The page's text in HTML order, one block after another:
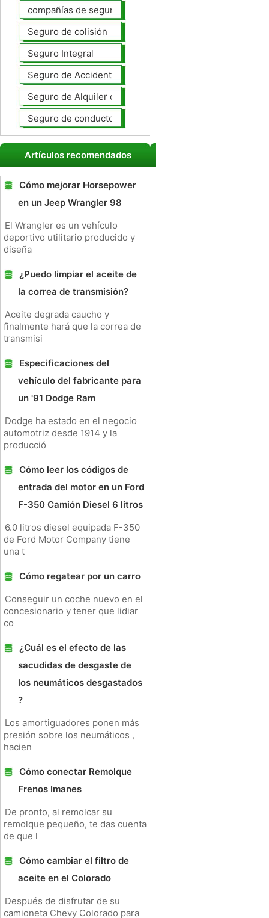
compañías de seguros de coche
Seguro de colisión
Seguro Integral
Seguro de Accidentes Personales
Seguro de Alquiler de coches
Seguro de conductores no asegurados
Artículos recomendados
Cómo mejorar Horsepower
en un Jeep Wrangler 98
El Wrangler es un vehículo
deportivo utilitario producido y
diseña
¿Puedo limpiar el aceite de
la correa de transmisión?
Aceite degrada caucho y
finalmente hará que la correa de
transmisi
Especificaciones del
vehículo del fabricante para
un '91 Dodge Ram
Dodge ha estado en el negocio
automotriz desde 1914 y la
producció
Cómo leer los códigos de
entrada del motor en un Ford
F-350 Camión Diesel 6 litros
6.0 litros diesel equipada F-350
de Ford Motor Company tiene
una t
Cómo regatear por un carro
Conseguir un coche nuevo en el
concesionario y tener que lidiar
co
¿Cuál es el efecto de las
sacudidas de desgaste de
los neumáticos desgastados
?
Los amortiguadores ponen más
presión sobre los neumáticos ,
hacien
Cómo conectar Remolque
Frenos Imanes
De pronto, al remolcar su
remolque pequeño, te das cuenta
de que l
Cómo cambiar el filtro de
aceite en el Colorado
Después de disfrutar de su
camioneta Chevy Colorado para